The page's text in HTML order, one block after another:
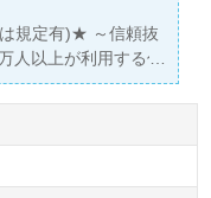
規定有)★ ～信頼抜
人以上が利用する信
送のイメージが強い
業所を20以上運営し